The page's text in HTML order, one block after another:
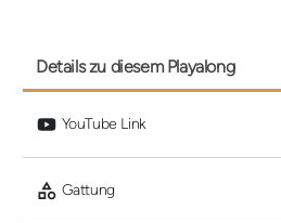
Details zu diesem Playalong
YouTube Link
Gattung